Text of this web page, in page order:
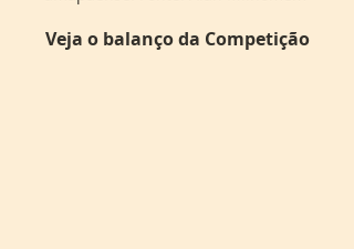
Veja o balanço da Competição